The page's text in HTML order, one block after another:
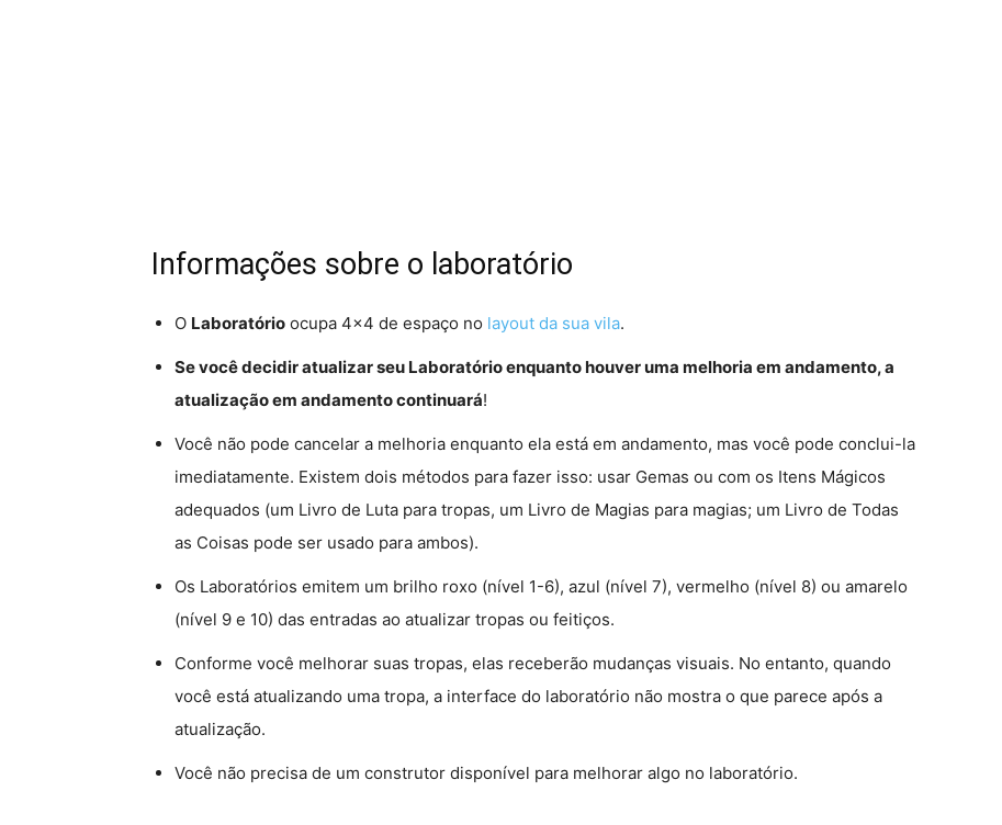
Informações sobre o laboratório
O Laboratório ocupa 4×4 de espaço no layout da sua vila.
Se você decidir atualizar seu Laboratório enquanto houver uma melhoria em andamento, a
atualização em andamento continuará!
Você não pode cancelar a melhoria enquanto ela está em andamento, mas você pode conclui-la
imediatamente. Existem dois métodos para fazer isso: usar Gemas ou com os Itens Mágicos
adequados (um Livro de Luta para tropas, um Livro de Magias para magias; um Livro de Todas
as Coisas pode ser usado para ambos).
Os Laboratórios emitem um brilho roxo (nível 1-6), azul (nível 7), vermelho (nível 8) ou amarelo
(nível 9 e 10) das entradas ao atualizar tropas ou feitiços.
Conforme você melhorar suas tropas, elas receberão mudanças visuais. No entanto, quando
você está atualizando uma tropa, a interface do laboratório não mostra o que parece após a
atualização.
Você não precisa de um construtor disponível para melhorar algo no laboratório.